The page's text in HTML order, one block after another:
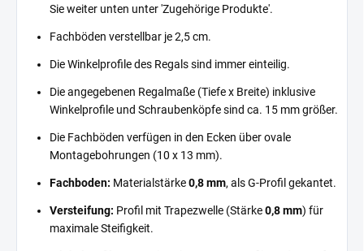
Sie weiter unten unter 'Zugehörige Produkte'.
Fachböden verstellbar je 2,5 cm.
Die Winkelprofile des Regals sind immer einteilig.
Die angegebenen Regalmaße (Tiefe x Breite) inklusive
Winkelprofile und Schraubenköpfe sind ca. 15 mm größer.
Die Fachböden verfügen in den Ecken über ovale
Montagebohrungen (10 x 13 mm).
Fachboden: Materialstärke0,8 mm, als G-Profil gekantet.
Versteifung: Profil mit Trapezwelle (Stärke0,8 mm) für
maximale Steifigkeit.